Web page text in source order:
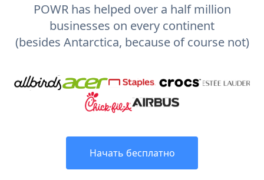
POWR has helped over a half million
businesses on every continent
(besides Antarctica, because of course not)
Начать бесплатно